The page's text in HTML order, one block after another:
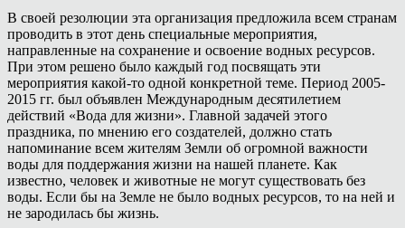
В своей резолюции эта организация предложила всем странам
проводить в этот день специальные мероприятия,
направленные на сохранение и освоение водных ресурсов.
При этом решено было каждый год посвящать эти
мероприятия какой-то одной конкретной теме. Период 2005-
2015 гг. был объявлен Международным десятилетием
действий «Вода для жизни». Главной задачей этого
праздника, по мнению его создателей, должно стать
напоминание всем жителям Земли об огромной важности
воды для поддержания жизни на нашей планете. Как
известно, человек и животные не могут существовать без
воды. Если бы на Земле не было водных ресурсов, то на ней и
не зародилась бы жизнь.